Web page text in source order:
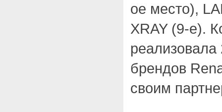
ое место),
XRAY (9-е).
брендов
своим